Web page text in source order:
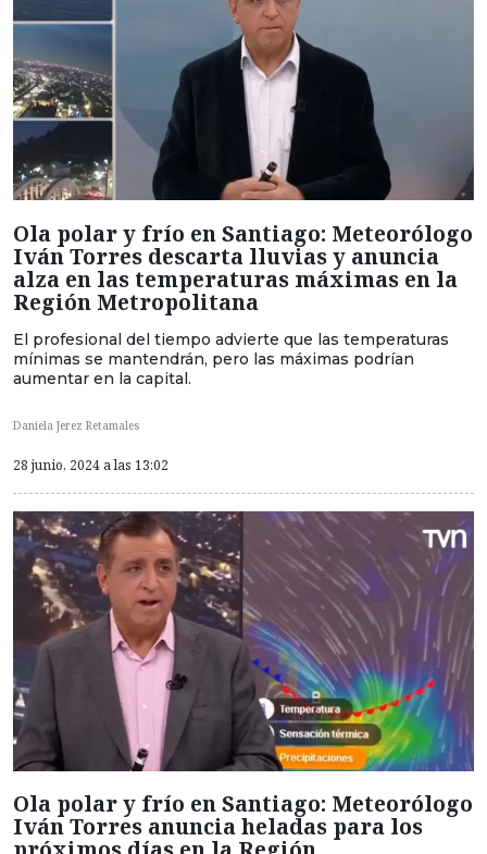
Ola polar y frío en Santiago: Meteorólogo
Iván Torres descarta lluvias y anuncia
alza en las temperaturas máximas en la
Región Metropolitana
El profesional del tiempo advierte que las temperaturas
mínimas se mantendrán, pero las máximas podrían
aumentar en la capital.
Daniela Jerez Retamales
28 junio, 2024 a las 13:02
Ola polar y frío en Santiago: Meteorólogo
Iván Torres anuncia heladas para los